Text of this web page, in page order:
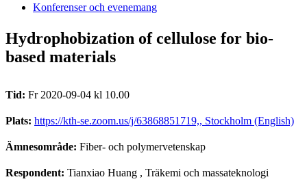
Konferenser och evenemang
Hydrophobization of cellulose for bio-
based materials
Tid: Fr 2020-09-04 kl 10.00
Plats: https://kth-se.zoom.us/j/63868851719,, Stockholm (English)
Ämnesområde: Fiber- och polymervetenskap
Respondent: Tianxiao Huang , Träkemi och massateknologi